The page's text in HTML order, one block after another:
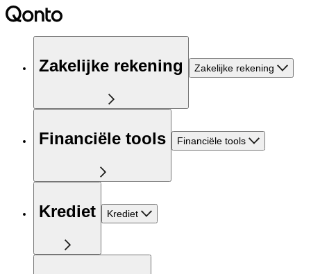
Zakelijke rekening Zakelijke rekening
Financiële tools Financiële tools
Krediet Krediet